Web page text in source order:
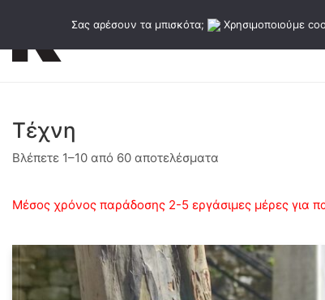
Εκδόσεις Κατάλογος
Τέχνη
Βλέπετε 1–10 από 60 αποτελέσματα
Μέσος χρόνος παράδοσης 2-5 εργάσιμες μέρες για
Σας αρέσουν τα μπισκότα; Χρησιμοποιούμε